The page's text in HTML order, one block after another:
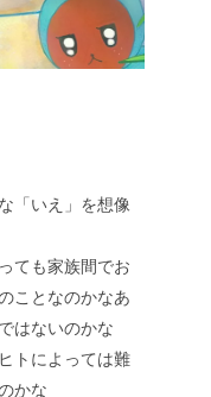
「いえ」を想像
ても家族間でお
ことなのかなあ
はないのかな
トによっては難
かな